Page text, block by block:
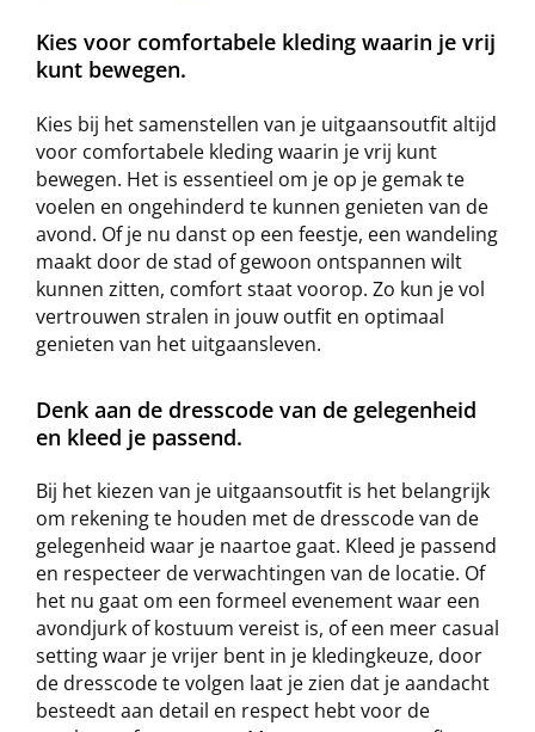
Kies voor comfortabele kleding waarin je vrij
kunt bewegen.
Kies bij het samenstellen van je uitgaansoutfit altijd
voor comfortabele kleding waarin je vrij kunt
bewegen. Het is essentieel om je op je gemak te
voelen en ongehinderd te kunnen genieten van de
avond. Of je nu danst op een feestje, een wandeling
maakt door de stad of gewoon ontspannen wilt
kunnen zitten, comfort staat voorop. Zo kun je vol
vertrouwen stralen in jouw outfit en optimaal
genieten van het uitgaansleven.
Denk aan de dresscode van de gelegenheid
en kleed je passend.
Bij het kiezen van je uitgaansoutfit is het belangrijk
om rekening te houden met de dresscode van de
gelegenheid waar je naartoe gaat. Kleed je passend
en respecteer de verwachtingen van de locatie. Of
het nu gaat om een formeel evenement waar een
avondjurk of kostuum vereist is, of een meer casual
setting waar je vrijer bent in je kledingkeuze, door
de dresscode te volgen laat je zien dat je aandacht
besteedt aan detail en respect hebt voor de